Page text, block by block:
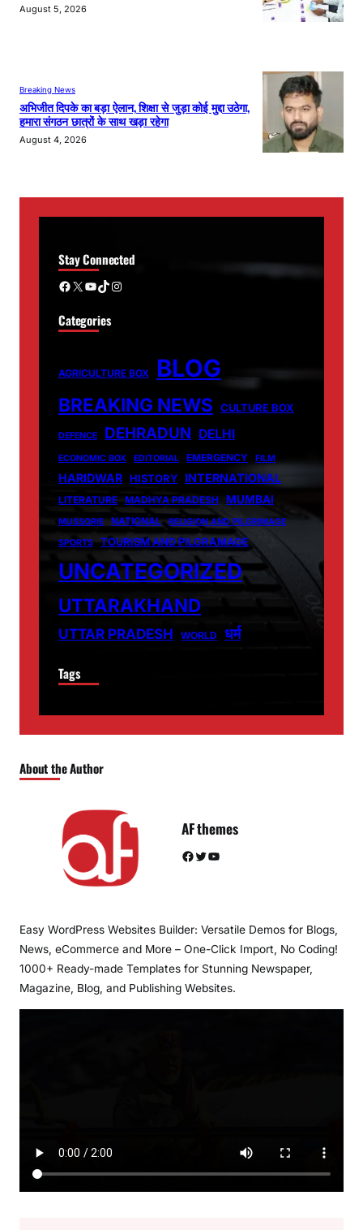
August 5, 2026
Breaking News
अभिजीत दिपके का बड़ा ऐलान, शिक्षा से जुड़ा कोई मुद्दा उठेगा,
हमारा संगठन छात्रों के साथ खड़ा रहेगा
August 4, 2026
Stay Connected
Facebook X YouTube TikTok Instagram
Categories
AGRICULTURE BOX BLOG
BREAKING NEWS CULTURE BOX
DEFENCE DEHRADUN DELHI
ECONOMIC BOX EDITORIAL EMERGENCY FILM
HARIDWAR HISTORY INTERNATIONAL
LITERATURE MADHYA PRADESH MUMBAI
MUSSORIE NATIONAL
RELIGION AND PILGRIMAGE
SPORTS
TOURISM AND PILGRAMAGE
UNCATEGORIZED
UTTARAKHAND
UTTAR PRADESH WORLD धर्म
Tags
About the Author
AF themes
Facebook Twitter YouTube
Easy WordPress Websites Builder: Versatile Demos for Blogs,
News, eCommerce and More – One-Click Import, No Coding!
1000+ Ready-made Templates for Stunning Newspaper,
Magazine, Blog, and Publishing Websites.